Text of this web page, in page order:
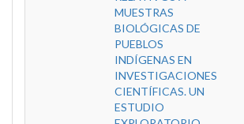
MUESTRAS
BIOLÓGICAS DE
PUEBLOS
INDÍGENAS EN
INVESTIGACIONES
CIENTÍFICAS. UN
ESTUDIO